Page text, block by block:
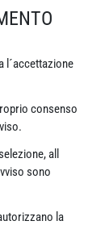
l´accettazione
consenso
all
sono
la